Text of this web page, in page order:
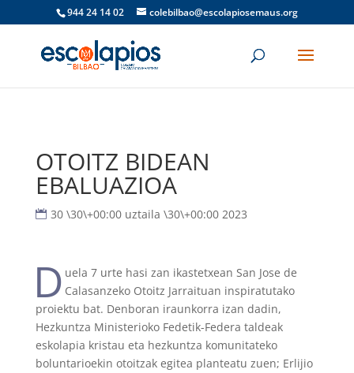
944 24 14 02 colebilbao@escolapiosemaus.org
OTOITZ BIDEAN
EBALUAZIOA
30 \30\+00:00 uztaila \30\+00:00 2023
D uela 7 urte hasi zan ikastetxean San Jose de
Calasanzeko Otoitz Jarraituan inspiratutako
proiektu bat. Denboran iraunkorra izan dadin,
Hezkuntza Ministerioko Fedetik-Federa taldeak
eskolapia kristau eta hezkuntza komunitateko
boluntarioekin otoitzak egitea planteatu zuen; Erlijio